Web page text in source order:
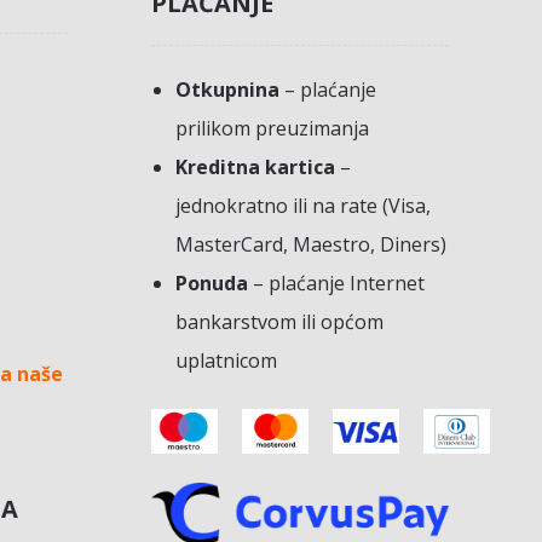
naše
Otkupnina – plaćanje
prilikom preuzimanja
Kreditna kartica –
jednokratno ili na rate (Visa,
MasterCard, Maestro, Diners)
Ponuda – plaćanje Internet
bankarstvom ili općom
uplatnicom